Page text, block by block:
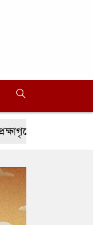
এবার ওটিটি